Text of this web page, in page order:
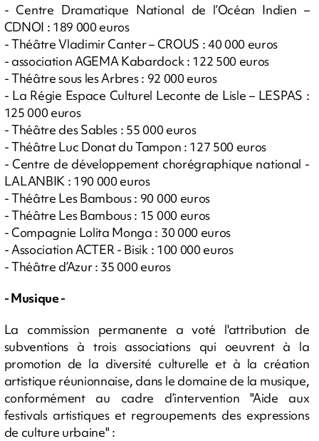
- Centre Dramatique National de l’Océan Indien –
CDNOI : 189 000 euros
- Théâtre Vladimir Canter – CROUS : 40 000 euros
- association AGEMA Kabardock : 122 500 euros
- Théâtre sous les Arbres : 92 000 euros
- La Régie Espace Culturel Leconte de Lisle – LESPAS :
125 000 euros
- Théâtre des Sables : 55 000 euros
- Théâtre Luc Donat du Tampon : 127 500 euros
- Centre de développement chorégraphique national -
LALANBIK : 190 000 euros
- Théâtre Les Bambous : 90 000 euros
- Théâtre Les Bambous : 15 000 euros
- Compagnie Lolita Monga : 30 000 euros
- Association ACTER - Bisik : 100 000 euros
- Théâtre d’Azur : 35 000 euros
- Musique -
La commission permanente a voté l'attribution de
subventions à trois associations qui oeuvrent à la
promotion de la diversité culturelle et à la création
artistique réunionnaise, dans le domaine de la musique,
conformément au cadre d’intervention "Aide aux
festivals artistiques et regroupements des expressions
de culture urbaine" :